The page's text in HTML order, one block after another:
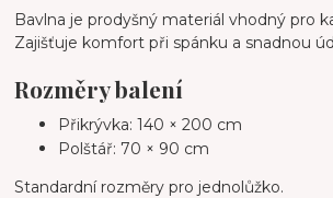
Bavlna je prodyšný materiál vhodný pro
Zajišťuje komfort při spánku a snadnou
Rozměry balení
Přikrývka: 140 × 200 cm
Polštář: 70 × 90 cm
Standardní rozměry pro jednolůžko.